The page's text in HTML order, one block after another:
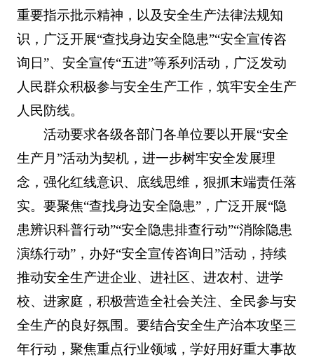
重要指示批示精神，以及安全生产法律法规知
识，广泛开展“查找身边安全隐患”“安全宣传咨
询日”、安全宣传“五进”等系列活动，广泛发动
人民群众积极参与安全生产工作，筑牢安全生产
人民防线。
活动要求各级各部门各单位要以开展“安全
生产月”活动为契机，进一步树牢安全发展理
念，强化红线意识、底线思维，狠抓末端责任落
实。要聚焦“查找身边安全隐患”，广泛开展“隐
患辨识科普行动”“安全隐患排查行动”“消除隐患
演练行动”，办好“安全宣传咨询日”活动，持续
推动安全生产进企业、进社区、进农村、进学
校、进家庭，积极营造全社会关注、全民参与安
全生产的良好氛围。要结合安全生产治本攻坚三
年行动，聚焦重点行业领域，学好用好重大事故